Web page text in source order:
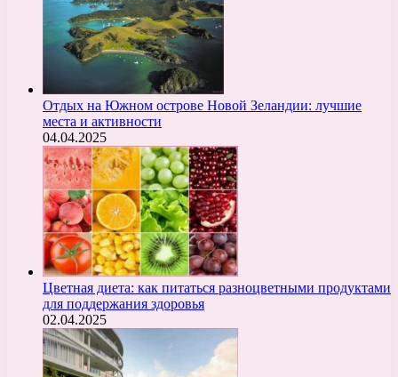
Отдых на Южном острове Новой Зеландии: лучшие
места и активности
04.04.2025
Цветная диета: как питаться разноцветными продуктами
для поддержания здоровья
02.04.2025